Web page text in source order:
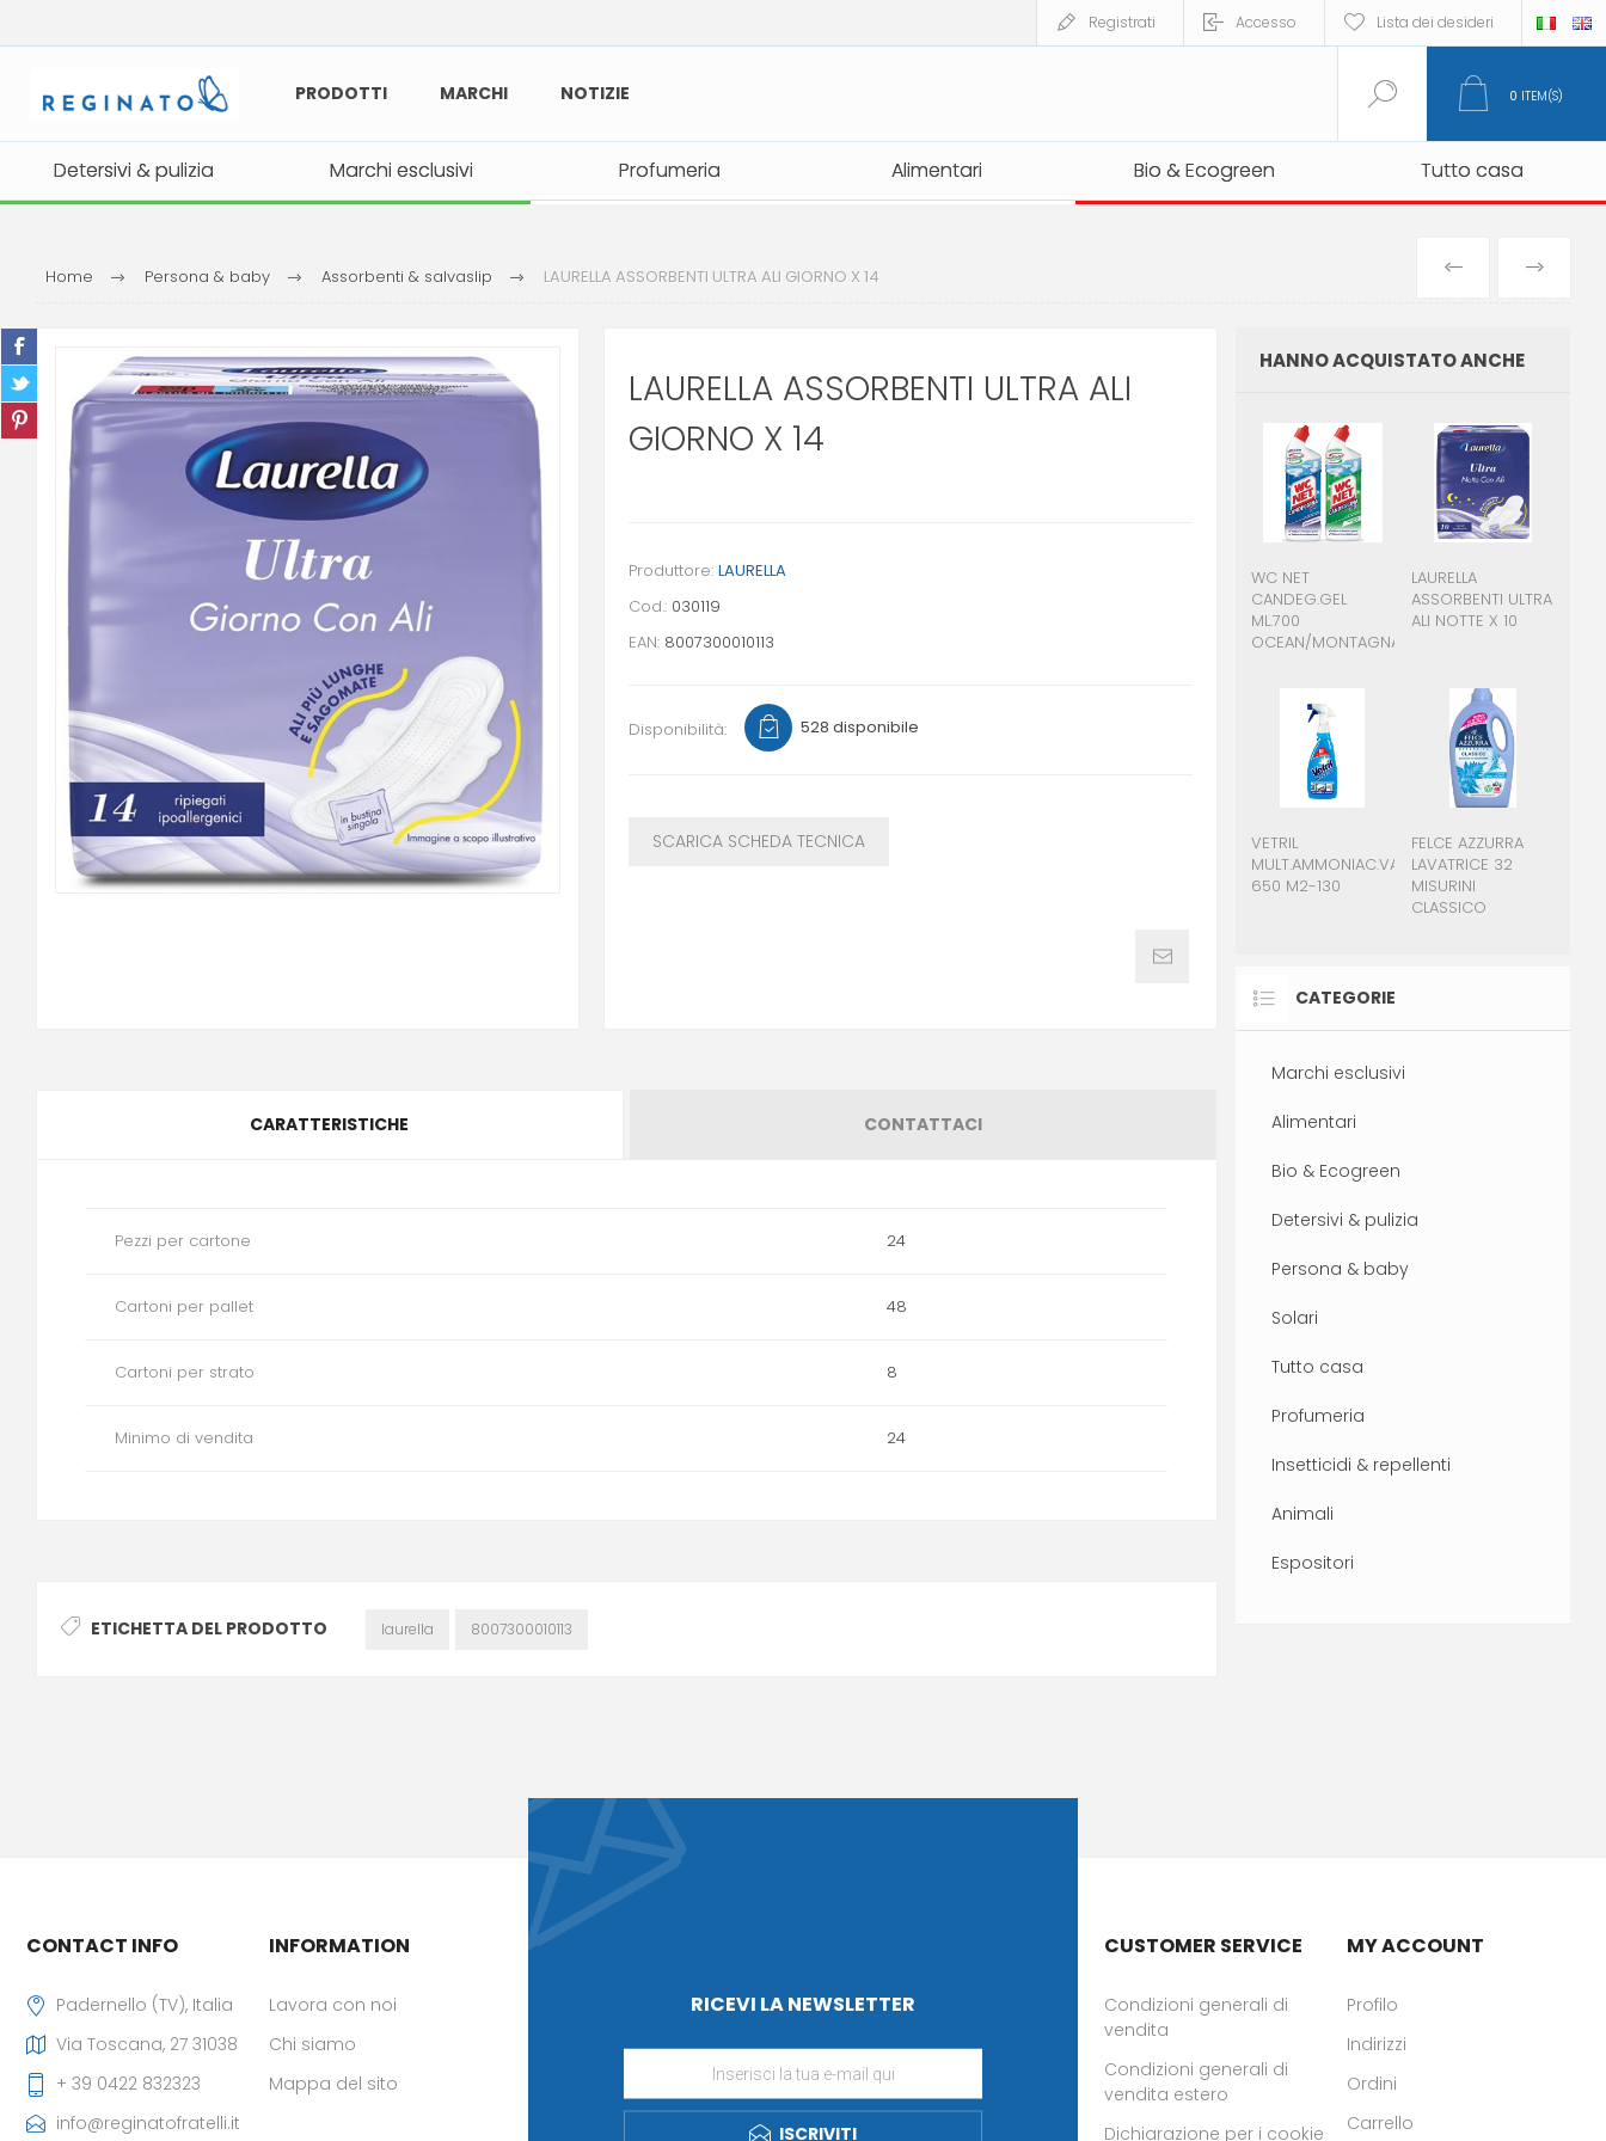
Registrati Accesso Lista dei desideri
PRODOTTI MARCHI NOTIZIE
Detersivi & pulizia Marchi esclusivi Profumeria Alimentari Bio & Ecogreen Tutto casa
Detersivi & pulizia Marchi esclusivi Profumeria Alimentari Bio & Ecogreen Tutto casa
0 ITEM(S)
Home Persona & baby Assorbenti & salvaslip LAURELLA ASSORBENTI ULTRA ALI GIORNO X 14
PREVIOUS
PRODUCT
LAURELLA ASSORBENTI ULTRA ALI
GIORNO X 14
Produttore: LAURELLA
Cod.: 030119
EAN: 8007300010113
Disponibilità: 528 disponibile
SCARICA SCHEDA TECNICA
CARATTERISTICHE CONTATTACI
Pezzi per cartone 24
Cartoni per pallet 48
Cartoni per strato 8
Minimo di vendita 24
ETICHETTA DEL PRODOTTO laurella 8007300010113
HANNO ACQUISTATO ANCHE
WC NET
CANDEG.GEL
ML.700
OCEAN/MONTAGNA
LAURELLA
ASSORBENTI ULTRA
ALI NOTTE X 10
VETRIL
MULT.AMMONIAC.VAPOS
650 M2-130
FELCE AZZURRA
LAVATRICE 32
MISURINI
CLASSICO
CATEGORIE
Marchi esclusivi
Alimentari
Bio & Ecogreen
Detersivi & pulizia
Persona & baby
Solari
Tutto casa
Profumeria
Insetticidi & repellenti
Animali
Espositori
RICEVI LA NEWSLETTER
ISCRIVITI
CONTACT INFO
Padernello (TV), Italia
Via Toscana, 27 31038
+ 39 0422 832323
info@reginatofratelli.it
INFORMATION
Lavora con noi
Chi siamo
Mappa del sito
CUSTOMER SERVICE
Condizioni generali di
vendita
Condizioni generali di
vendita estero
Dichiarazione per i cookie
MY ACCOUNT
Profilo
Indirizzi
Ordini
Carrello